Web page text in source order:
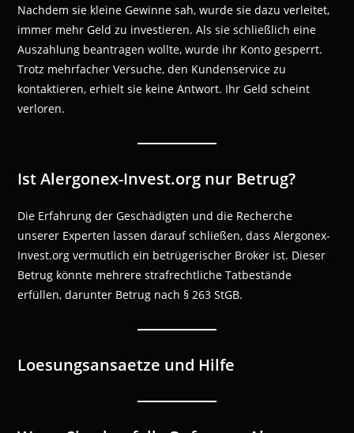
Nachdem sie kleine Gewinne sah, wurde sie dazu verleitet,
immer mehr Geld zu investieren. Als sie schließlich eine
Auszahlung beantragen wollte, wurde ihr Konto gesperrt.
Trotz mehrfacher Versuche, den Kundenservice zu
kontaktieren, erhielt sie keine Antwort. Ihr Geld scheint
verloren.
Ist Alergonex-Invest.org nur Betrug?
Die Erfahrung der Geschädigten und die Recherche
unserer Experten lassen darauf schließen, dass Alergonex-
Invest.org vermutlich ein betrügerischer Broker ist. Dieser
Betrug könnte mehrere strafrechtliche Tatbestände
erfüllen, darunter Betrug nach § 263 StGB.
Loesungsansaetze und Hilfe